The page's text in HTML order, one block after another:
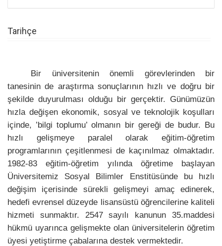
Tarihçe
Bir üniversitenin önemli görevlerinden bir
tanesinin de araştırma sonuçlarının hızlı ve doğru bir
şekilde duyurulması olduğu bir gerçektir. Günümüzün
hızla değişen ekonomik, sosyal ve teknolojik koşulları
içinde, ’bilgi toplumu’ olmanın bir gereği de budur. Bu
hızlı gelişmeye paralel olarak eğitim-öğretim
programlarının çeşitlenmesi de kaçınılmaz olmaktadır.
1982-83 eğitim-öğretim yılında öğretime başlayan
Üniversitemiz Sosyal Bilimler Enstitüsünde bu hızlı
değişim içerisinde sürekli gelişmeyi amaç edinerek,
hedefi evrensel düzeyde lisansüstü öğrencilerine kaliteli
hizmeti sunmaktır. 2547 sayılı kanunun 35.maddesi
hükmü uyarınca gelişmekte olan üniversitelerin öğretim
üyesi yetiştirme çabalarına destek vermektedir.